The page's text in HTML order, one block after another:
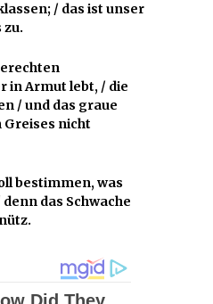
/ das ist unser
zu.
in Armut lebt, / die
/ und das graue
Greises nicht
bestimmen, was
das Schwache